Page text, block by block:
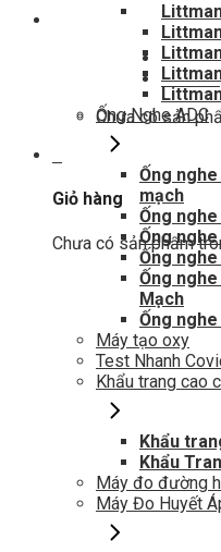
Hotline hỗ trợ
0948802788
Giỏ
Chưa có sản
Giỏ hàng
Chưa có sản phẩm
Ống Nghe ADC
Ống
mạch
Ống
Ống
Ống
Ống
Mạch
Ống
Máy tạo oxy
Test Nhanh
Khẩu trang cao
Khẩu
Khẩu
Máy đo đường
Máy Đo Huyết